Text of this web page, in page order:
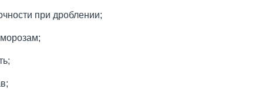
при дроблении;
морозам;